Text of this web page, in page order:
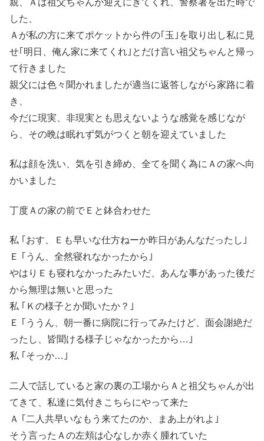
親、Ａは祖父ちゃんが迎えにきてくれ、警察署を出た時で
した、
Ａが私の方に来てポケットから件の｢玉｣を取り出し私に見
せ｢明日、俺ん家に来てくれ｣とだけ言い祖父ちゃんと帰っ
て行きました
親父には色々聞かれましたが適当に返答しながら家路に着
き、
今だに現実、非現実とも思えないような感覚を感じなが
ら、その晩は眠れず気がつくと朝を迎えていました
私は顔を洗い、気を引き締め、全てを聞く為にＡの家へ向
かいました
丁度Ａの家の前でＥと鉢合わせた
私 ｢おす、Ｅも早いな仕方ねーか昨日があんなだったし｣
Ｅ ｢うん、全然寝れなかったから｣
やはりＥも寝れなかったみたいだ、あんな事があった後だ
から無理は無いと思った
私 ｢Ｋの様子とか聞いたか？｣
Ｅ ｢ううん、朝一番に病院に行ってみたけど、面会謝絶だ
ったし、皆聞ける様子じゃなかったから…｣
私 ｢そっか…｣
二人で話していると家の裏の工場からＡと祖父ちゃんが出
てきて、私達に気付きこちらにやって来た
Ａ ｢二人共早いなもう来てたのか、まあ上がれよ｣
そう言ったＡの左頬は心なしか赤く腫れていた